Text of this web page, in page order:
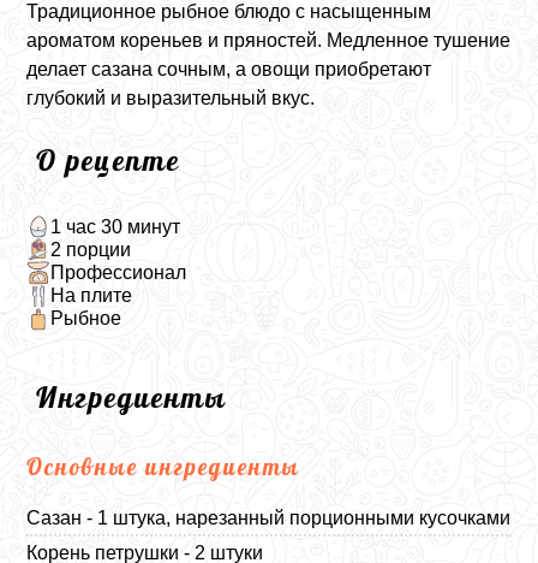
Традиционное рыбное блюдо с насыщенным
ароматом кореньев и пряностей. Медленное тушение
делает сазана сочным, а овощи приобретают
глубокий и выразительный вкус.
О рецепте
1 час 30 минут
2 порции
Профессионал
На плите
Рыбное
Ингредиенты
Основные ингредиенты
Сазан - 1 штука, нарезанный порционными кусочками
Корень петрушки - 2 штуки